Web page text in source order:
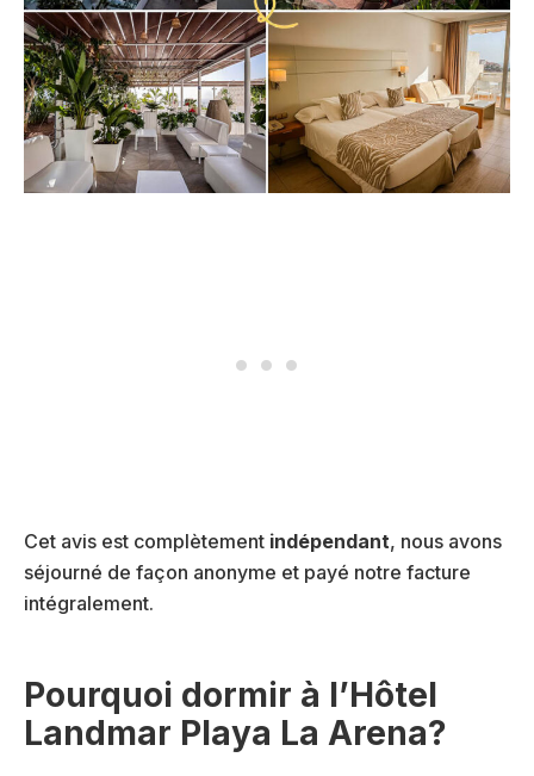
Cet avis est complètement indépendant, nous avons
séjourné de façon anonyme et payé notre facture
intégralement.
Pourquoi dormir à l’Hôtel
Landmar Playa La Arena?